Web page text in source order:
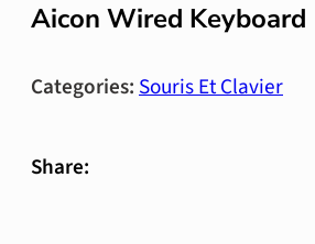
Aicon Wired Keyboard
Categories:Souris Et Clavier
Share: